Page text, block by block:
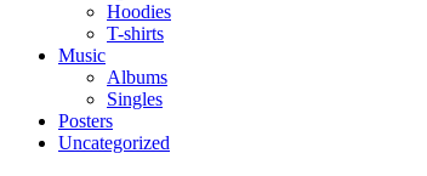
Hoodies
T-shirts
Music
Albums
Singles
Posters
Uncategorized